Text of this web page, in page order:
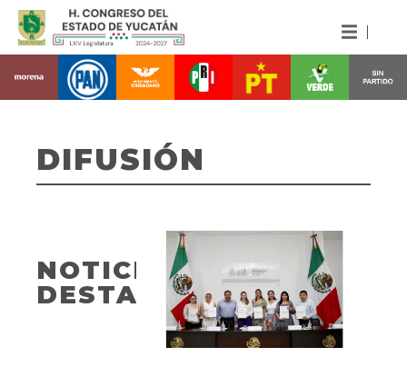
DIFUSIÓN
NOTICIAS
DESTACADAS